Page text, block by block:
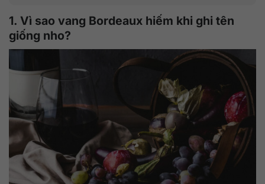
1. Vì sao vang Bordeaux hiếm khi ghi tên
giống nho?